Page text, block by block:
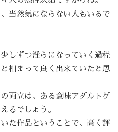
当然気にならない人もいるで
しずつ淫らになっていく過程
相まって良く出来ていたと思
両立は、ある意味アダルトゲ
るでしょう。
た作品ということで、高く評